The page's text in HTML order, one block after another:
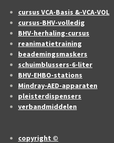
cursus VCA-Basis &-VCA-VOL
cursus-BHV-volledig
BHV-herhaling-cursus
reanimatietraining
beademingsmaskers
schuimblussers-6-liter
BHV-EHBO-stations
Mindray-AED-apparaten
pleisterdispensers
verbandmiddelen
copyright ©